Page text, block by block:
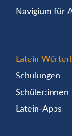
Navigium für
Latein
Schulungen
Schüler:innen
Latein-Apps